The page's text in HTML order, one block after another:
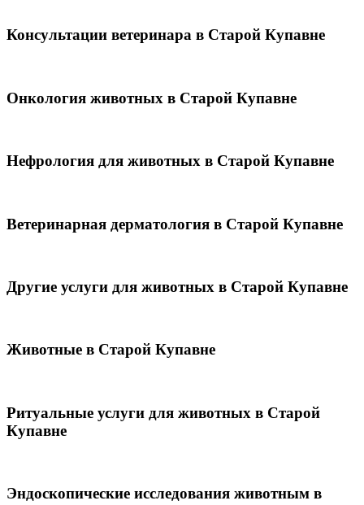
Консультации ветеринара в Старой Купавне
Онкология животных в Старой Купавне
Нефрология для животных в Старой Купавне
Ветеринарная дерматология в Старой Купавне
Другие услуги для животных в Старой Купавне
Животные в Старой Купавне
Ритуальные услуги для животных в Старой
Купавне
Эндоскопические исследования животным в